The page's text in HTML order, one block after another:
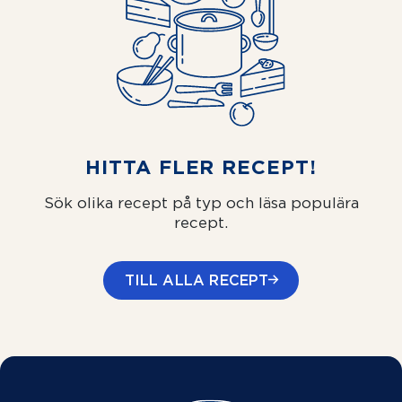
HITTA FLER RECEPT!
Sök olika recept på typ och läsa populära
recept.
TILL ALLA RECEPT